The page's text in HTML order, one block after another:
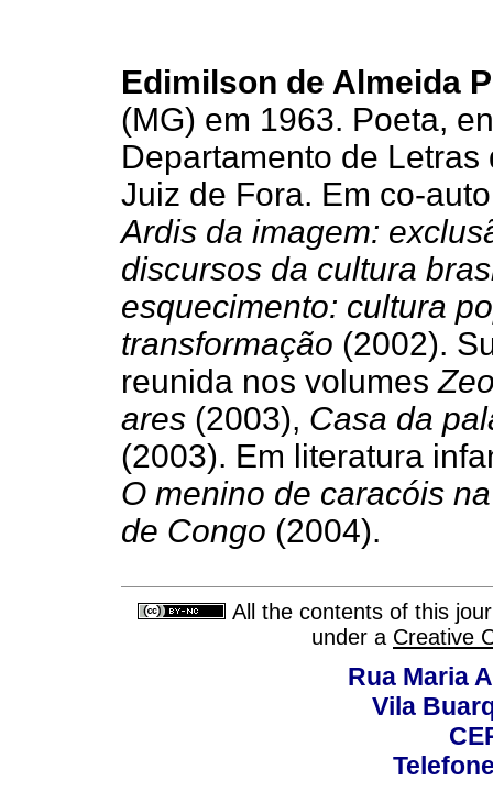
Edimilson de Almeida
(MG) em 1963. Poeta,
Departamento de
Juiz de Fora. Em co-
Ardis da imagem:
discursos da cultura
esquecimento: cultura
transformação (2002).
reunida nos volumes
ares (2003), Casa da
(2003). Em literatura
O menino de caracóis
de Congo (2004).
All the contents of this
under a Creative
Rua Maria
Vila